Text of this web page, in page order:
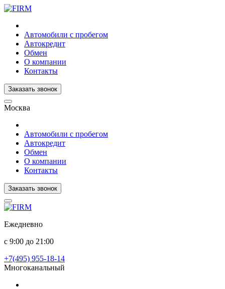
Автомобили с пробегом
Автокредит
Обмен
О компании
Контакты
Заказать звонок
Москва
Автомобили с пробегом
Автокредит
Обмен
О компании
Контакты
Заказать звонок
Ежедневно
с 9:00 до 21:00
+7(495) 955-18-14
Многоканальный